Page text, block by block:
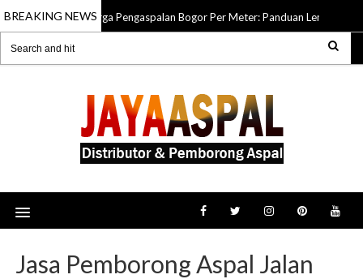
BREAKING NEWS
16 May 2026 Harga Pengaspalan Bogor Per Meter: Panduan Lengkap
Jasa Pemborong Aspal Jalan